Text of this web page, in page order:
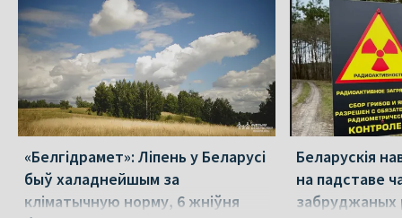
«Белгідрамет»: Ліпень у Беларусі
быў халаднейшым за
кліматычную норму, 6 жніўня
Беларускія
на падставе
забруджаных